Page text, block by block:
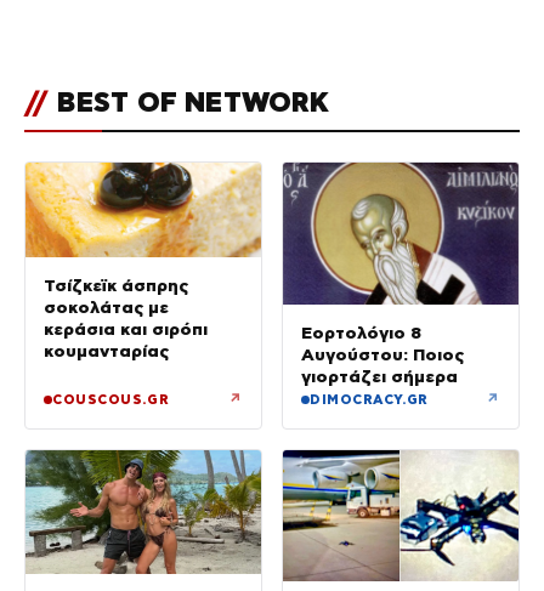
// BEST OF NETWORK
Τσίζκεϊκ άσπρης
σοκολάτας με
κεράσια και σιρόπι
κουμανταρίας
COUSCOUS.GR ↗
Εορτολόγιο 8
Αυγούστου: Ποιος
γιορτάζει σήμερα
DIMOCRACY.GR ↗